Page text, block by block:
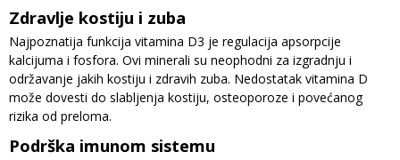
Zdravlje kostiju i zuba
Najpoznatija funkcija vitamina D3 je regulacija apsorpcije
kalcijuma i fosfora. Ovi minerali su neophodni za izgradnju i
održavanje jakih kostiju i zdravih zuba. Nedostatak vitamina D
može dovesti do slabljenja kostiju, osteoporoze i povećanog
rizika od preloma.
Podrška imunom sistemu